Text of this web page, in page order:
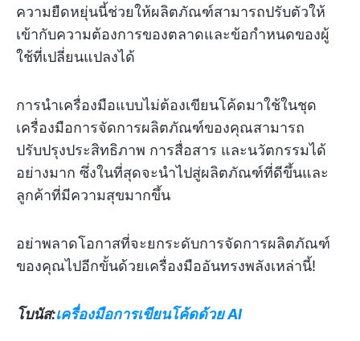
ความยืดหยุ่นนี้ช่วยให้ผลิตภัณฑ์สามารถปรับตัวให้
เข้ากับความต้องการของตลาดและข้อกำหนดของผู้
ใช้ที่เปลี่ยนแปลงได้
การนำเครื่องมือแบบไม่ต้องเขียนโค้ดมาใช้ในชุด
เครื่องมือการจัดการผลิตภัณฑ์ของคุณสามารถ
ปรับปรุงประสิทธิภาพ การสื่อสาร และนวัตกรรมได้
อย่างมาก ซึ่งในที่สุดจะนำไปสู่ผลิตภัณฑ์ที่ดีขึ้นและ
ลูกค้าที่มีความสุขมากขึ้น
อย่าพลาดโอกาสที่จะยกระดับการจัดการผลิตภัณฑ์
ของคุณไปอีกขั้นด้วยเครื่องมืออันทรงพลังเหล่านี้!
โบนัส:เครื่องมือการเขียนโค้ดด้วย AI